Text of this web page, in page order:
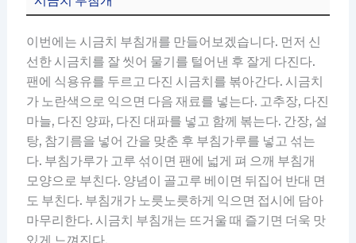
이번에는 시금치 부침개를 만들어보겠습니다. 먼저 신
선한 시금치를 잘 씻어 물기를 털어낸 후 잘게 다진다.
팬에 식용유를 두르고 다진 시금치를 볶아간다. 시금치
가 노란색으로 익으면 다음 재료를 넣는다. 고추장, 다진
마늘, 다진 양파, 다진 대파를 넣고 함께 볶는다. 간장, 설
탕, 참기름을 넣어 간을 맞춘 후 부침가루를 넣고 섞는
다. 부침가루가 고루 섞이면 팬에 넓게 펴 으깨 부침개
모양으로 부친다. 양념이 골고루 베이면 뒤집어 반대 면
도 부친다. 부침개가 노릇노릇하게 익으면 접시에 담아
마무리한다. 시금치 부침개는 뜨거울 때 즐기면 더욱 맛